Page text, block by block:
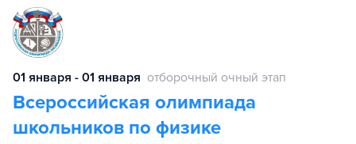
01 января - 01 января отборочный очный этап
Всероссийская олимпиада
школьников по физике